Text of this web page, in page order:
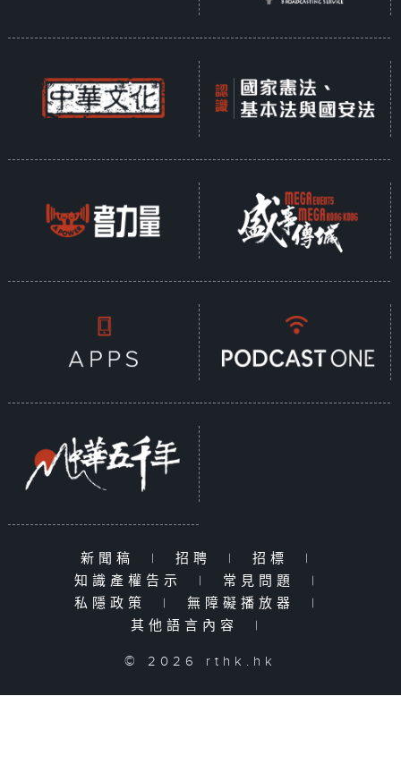
新聞稿 | 招聘 | 招標
|
知識產權告示
| 常見問題
|
私隱政策
| 無障礙播放器
|
其他語言內容
|
© 2026 rthk.hk